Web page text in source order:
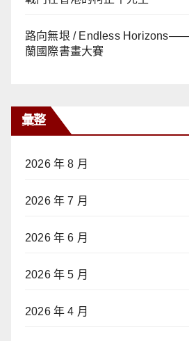
路向無垠 / Endless Horizons——
蘭國際書畫大賽
彙整
2026 年 8 月
2026 年 7 月
2026 年 6 月
2026 年 5 月
2026 年 4 月